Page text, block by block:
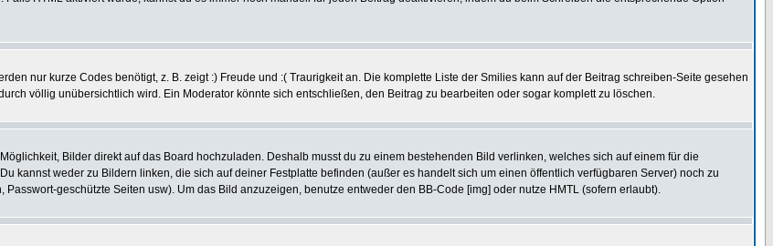
nur kurze Codes benötigt, z. B. zeigt :) Freude und :( Traurigkeit an. Die komplette Liste der Smilies kann auf der Beitrag schreiben-Seite gesehen
völlig unübersichtlich wird. Ein Moderator könnte sich entschließen, den Beitrag zu bearbeiten oder sogar komplett zu löschen.
Bilder direkt auf das Board hochzuladen. Deshalb musst du zu einem bestehenden Bild verlinken, welches sich auf einem für die
kannst weder zu Bildern linken, die sich auf deiner Festplatte befinden (außer es handelt sich um einen öffentlich verfügbaren Server) noch zu
geschützte Seiten usw). Um das Bild anzuzeigen, benutze entweder den BB-Code [img] oder nutze HMTL (sofern erlaubt).